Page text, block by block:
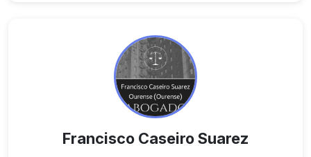
Francisco Caseiro Suarez